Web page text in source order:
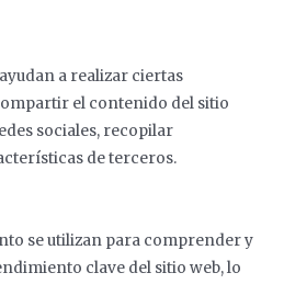
a realizar ciertas
el contenido del sitio
sociales, recopilar
de terceros.
se utilizan para comprender y
clave del sitio web, lo